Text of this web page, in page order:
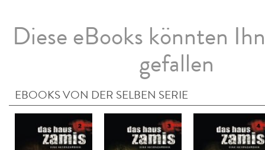
Diese eBooks könnten
gefallen
EBOOKS VON DER SELBEN SERIE